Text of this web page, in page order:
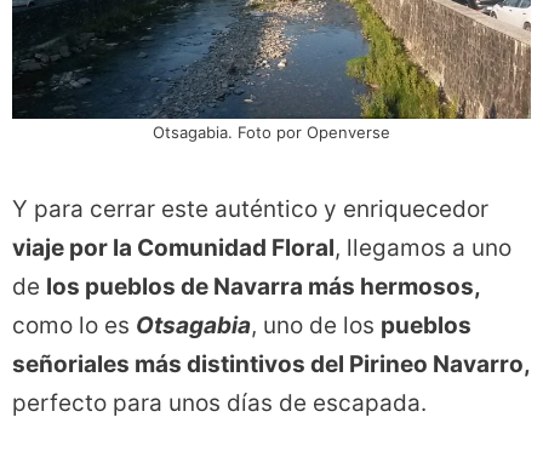
Otsagabia. Foto por Openverse
Y para cerrar este auténtico y enriquecedor
viaje por la Comunidad Floral, llegamos a uno
de los pueblos de Navarra más hermosos,
como lo es Otsagabia, uno de los pueblos
señoriales más distintivos del Pirineo Navarro,
perfecto para unos días de escapada.